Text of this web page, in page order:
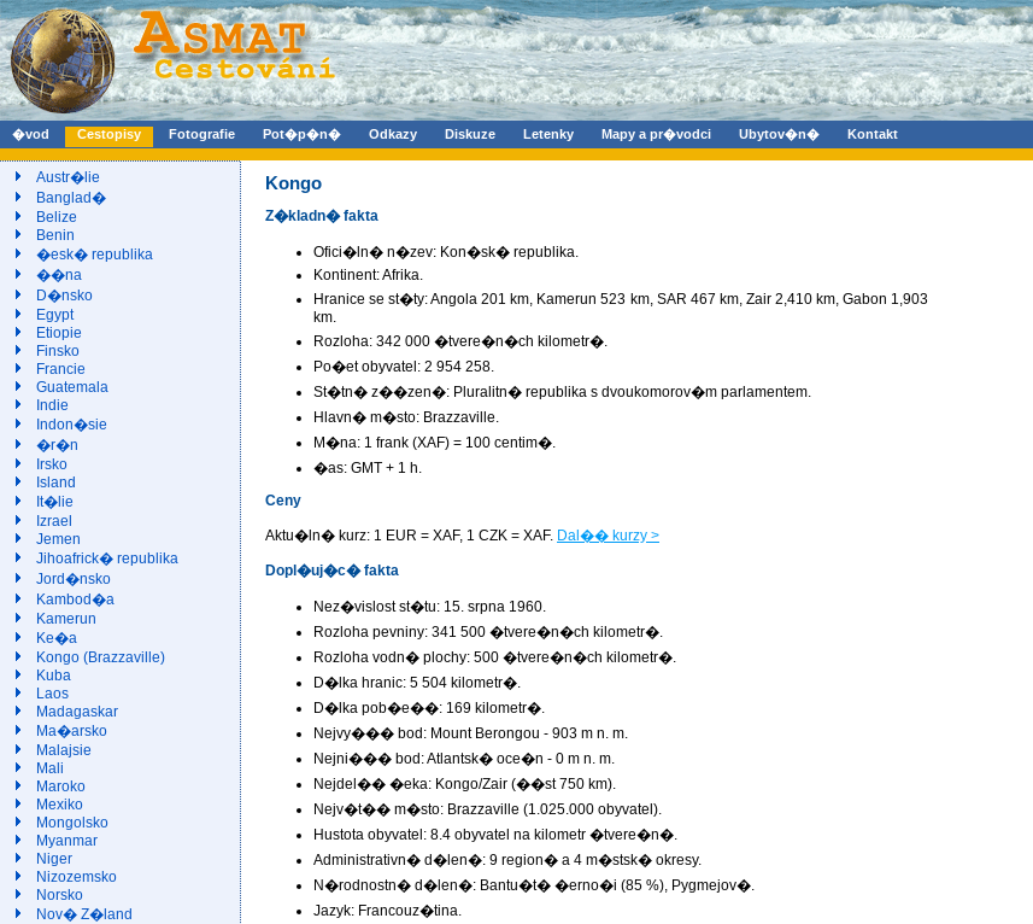
�vod Cestopisy Fotografie Pot�p�n� Odkazy Diskuze Letenky Mapy a pr�vodci Ubytov�n� Kontakt
Austr�lie
Banglad�
Belize
Benin
�esk� republika
��na
D�nsko
Egypt
Etiopie
Finsko
Francie
Guatemala
Indie
Indon�sie
�r�n
Irsko
Island
It�lie
Izrael
Jemen
Jihoafrick� republika
Jord�nsko
Kambod�a
Kamerun
Ke�a
Kongo (Brazzaville)
Kuba
Laos
Madagaskar
Ma�arsko
Malajsie
Mali
Maroko
Mexiko
Mongolsko
Myanmar
Niger
Nizozemsko
Norsko
Nov� Z�land
Kongo
Z�kladn� fakta
Ofici�ln� n�zev: Kon�sk� republika.
Kontinent: Afrika.
Hranice se st�ty: Angola 201 km, Kamerun 523 km, SAR 467 km, Zair 2,410 km, Gabon 1,903
km.
Rozloha: 342 000 �tvere�n�ch kilometr�.
Po�et obyvatel: 2 954 258.
St�tn� z��zen�: Pluralitn� republika s dvoukomorov�m parlamentem.
Hlavn� m�sto: Brazzaville.
M�na: 1 frank (XAF) = 100 centim�.
�as: GMT + 1 h.
Ceny
Aktu�ln� kurz: 1 EUR = XAF, 1 CZK = XAF. Dal�� kurzy >
Dopl�uj�c� fakta
Nez�vislost st�tu: 15. srpna 1960.
Rozloha pevniny: 341 500 �tvere�n�ch kilometr�.
Rozloha vodn� plochy: 500 �tvere�n�ch kilometr�.
D�lka hranic: 5 504 kilometr�.
D�lka pob�e��: 169 kilometr�.
Nejvy��� bod: Mount Berongou - 903 m n. m.
Nejni��� bod: Atlantsk� oce�n - 0 m n. m.
Nejdel�� �eka: Kongo/Zair (��st 750 km).
Nejv�t�� m�sto: Brazzaville (1.025.000 obyvatel).
Hustota obyvatel: 8.4 obyvatel na kilometr �tvere�n�.
Administrativn� d�len�: 9 region� a 4 m�stsk� okresy.
N�rodnostn� d�len�: Bantu�t� �erno�i (85 %), Pygmejov�.
Jazyk: Francouz�tina.